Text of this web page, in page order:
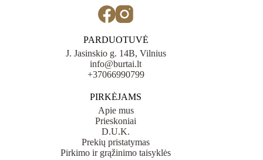
PARDUOTUVĖ
J. Jasinskio g. 14B, Vilnius
info@burtai.lt
+37066990799
PIRKĖJAMS
Apie mus
Prieskoniai
D.U.K.
Prekių pristatymas
Pirkimo ir grąžinimo taisyklės